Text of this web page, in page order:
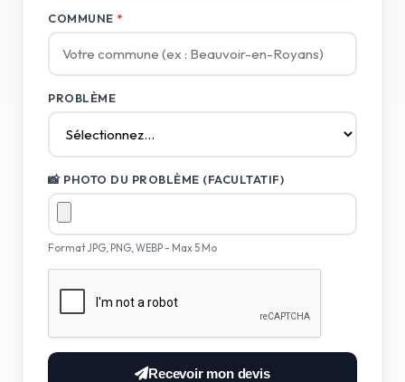
COMMUNE *
PROBLÈME
📸 PHOTO DU PROBLÈME (FACULTATIF)
Format JPG, PNG, WEBP - Max 5 Mo
Recevoir mon devis